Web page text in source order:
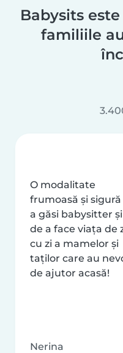
Babysits
familiile
O modalitate
frumoasă și sigură
a găsi babysitter și
de a face viața de
cu zi a mamelor și
taților care au
de ajutor acasă!
Nerina